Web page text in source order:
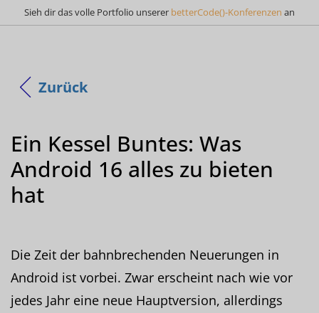
Sieh dir das volle Portfolio unserer betterCode()-Konferenzen an
Zurück
Ein Kessel Buntes: Was
Android 16 alles zu bieten
hat
Die Zeit der bahnbrechenden Neuerungen in
Android ist vorbei. Zwar erscheint nach wie vor
jedes Jahr eine neue Hauptversion, allerdings